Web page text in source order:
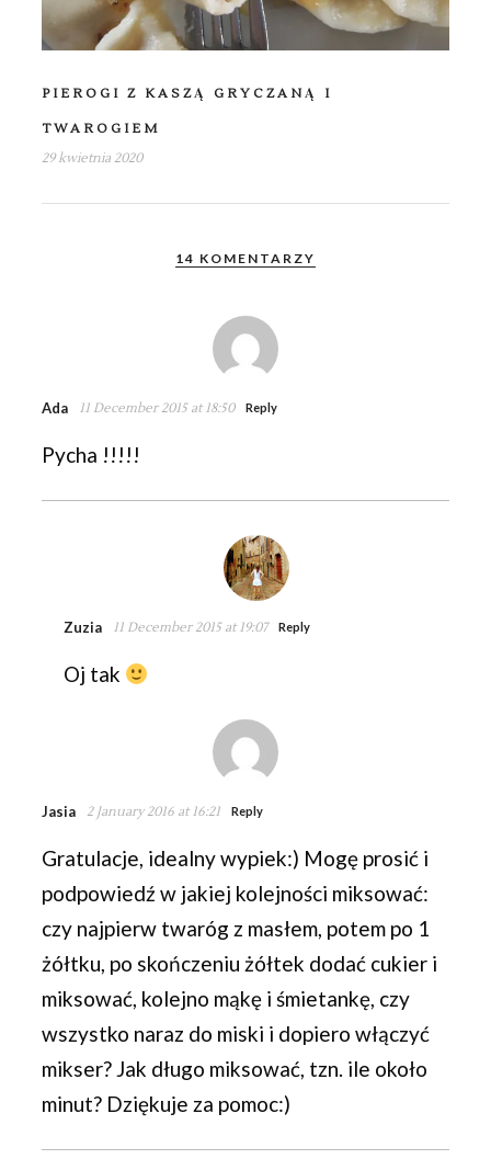
PIEROGI Z KASZĄ GRYCZANĄ I
TWAROGIEM
29 kwietnia 2020
14 KOMENTARZY
Ada 11 December 2015 at 18:50 Reply
Pycha !!!!!
Zuzia 11 December 2015 at 19:07 Reply
Oj tak
Jasia 2 January 2016 at 16:21 Reply
Gratulacje, idealny wypiek:) Mogę prosić i
podpowiedź w jakiej kolejności miksować:
czy najpierw twaróg z masłem, potem po 1
żółtku, po skończeniu żółtek dodać cukier i
miksować, kolejno mąkę i śmietankę, czy
wszystko naraz do miski i dopiero włączyć
mikser? Jak długo miksować, tzn. ile około
minut? Dziękuje za pomoc:)